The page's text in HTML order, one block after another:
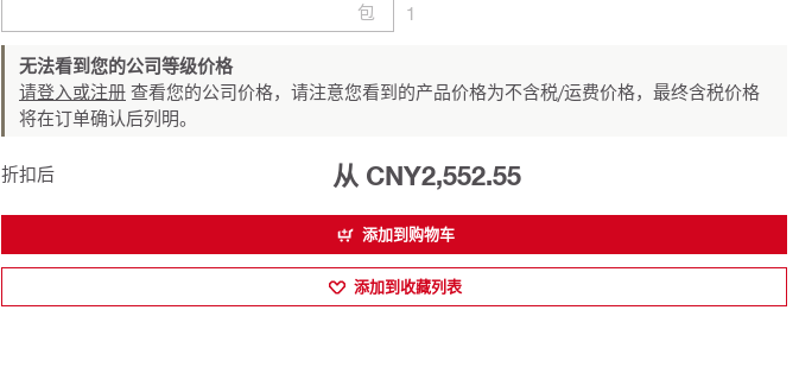
包
1
无法看到您的公司等级价格
请登入或注册 查看您的公司价格，请注意您看到的产品价格为不含税/运费价格，最终含税价格
将在订单确认后列明。
折扣后 从 CNY2,552.55
添加到购物车
添加到收藏列表